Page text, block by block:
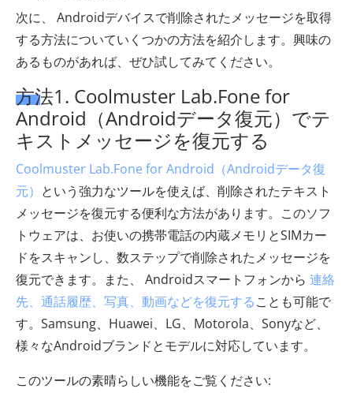
次に、 Androidデバイスで削除されたメッセージを取得
する方法についていくつかの方法を紹介します。興味の
あるものがあれば、ぜひ試してみてください。
方法1. Coolmuster Lab.Fone for
Android（Androidデータ復元）でテ
キストメッセージを復元する
Coolmuster Lab.Fone for Android（Androidデータ復
元） という強力なツールを使えば、削除されたテキスト
メッセージを復元する便利な方法があります。このソフ
トウェアは、お使いの携帯電話の内蔵メモリとSIMカー
ドをスキャンし、数ステップで削除されたメッセージを
復元できます。また、 Androidスマートフォンから 連絡
先、通話履歴、写真、動画などを復元することも可能で
す。Samsung、Huawei、LG、Motorola、Sonyなど、
様々なAndroidブランドとモデルに対応しています。
このツールの素晴らしい機能をご覧ください: